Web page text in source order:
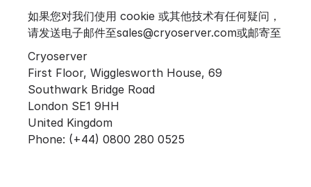
如果您对我们使用 cookie 或其他技术有任何疑问，
请发送电子邮件至sales@cryoserver.com或邮寄至
Cryoserver
First Floor, Wigglesworth House, 69
Southwark Bridge Road
London SE1 9HH
United Kingdom
Phone: (+44) 0800 280 0525